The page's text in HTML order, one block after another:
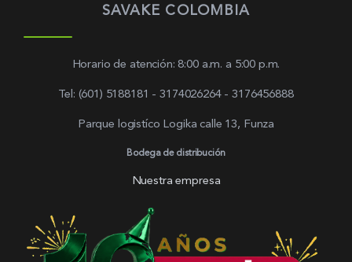
SAVAKE COLOMBIA
Horario de atención: 8:00 a.m. a 5:00 p.m.
Tel: (601) 5188181 - 3174026264 - 3176456888
Parque logistíco Logika calle 13, Funza
Bodega de distribución
Nuestra empresa